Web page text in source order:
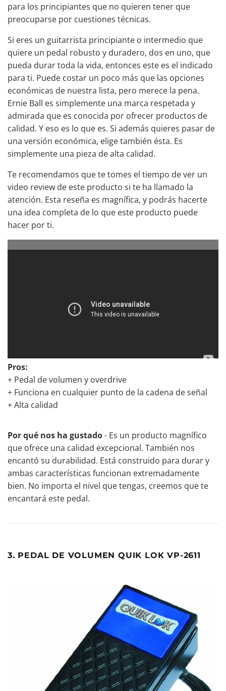
para los principiantes que no quieren tener que
preocuparse por cuestiones técnicas.
Si eres un guitarrista principiante o intermedio que
quiere un pedal robusto y duradero, dos en uno, que
pueda durar toda la vida, entonces este es el indicado
para ti. Puede costar un poco más que las opciones
económicas de nuestra lista, pero merece la pena.
Ernie Ball es simplemente una marca respetada y
admirada que es conocida por ofrecer productos de
calidad. Y eso es lo que es. Si además quieres pasar de
una versión económica, elige también ésta. Es
simplemente una pieza de alta calidad.
Te recomendamos que te tomes el tiempo de ver un
video review de este producto si te ha llamado la
atención. Esta reseña es magnífica, y podrás hacerte
una idea completa de lo que este producto puede
hacer por ti.
Pros:
+ Pedal de volumen y overdrive
+ Funciona en cualquier punto de la cadena de señal
+ Alta calidad
Por qué nos ha gustado- Es un producto magnífico
que ofrece una calidad excepcional. También nos
encantó su durabilidad. Está construido para durar y
ambas características funcionan extremadamente
bien. No importa el nivel que tengas, creemos que te
encantará este pedal.
3. PEDAL DE VOLUMEN QUIK LOK VP-2611